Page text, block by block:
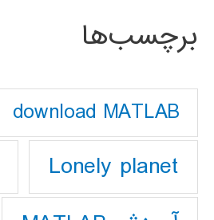
برچسب‌ها
download MATLAB
Lonely planet